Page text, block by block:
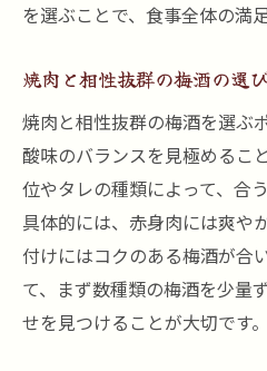
を選ぶことで、食事全体の満
焼肉と相性抜群の梅酒の選
焼肉と相性抜群の梅酒を選ぶ
酸味のバランスを見極めるこ
位やタレの種類によって、合
具体的には、赤身肉には爽や
付けにはコクのある梅酒が合
て、まず数種類の梅酒を少量
せを見つけることが大切です。